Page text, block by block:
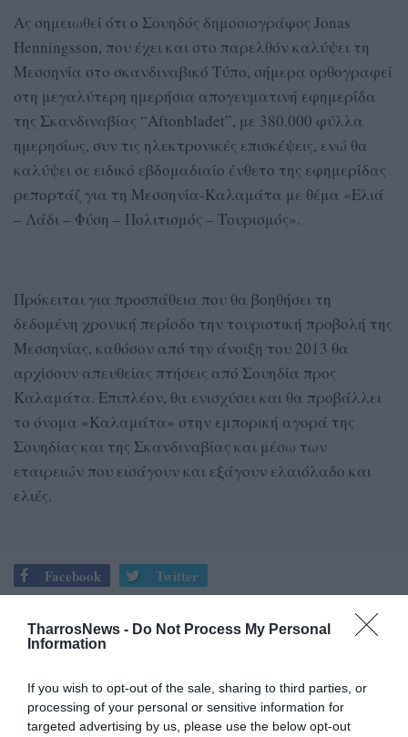
TharrosNews - Do Not Process My Personal
Information
If you wish to opt-out of the sale, sharing to third parties, or
processing of your personal or sensitive information for
targeted advertising by us, please use the below opt-out
Ας σημειωθεί ότι ο Σουηδός δημοσιογράφος Jonas
Henningsson, που έχει και στο παρελθόν καλύψει τη
Μεσσηνία στο σκανδιναβικό Τύπο, σήμερα ορθογραφεί
στη μεγαλύτερη ημερήσια απογευματινή εφημερίδα
της Σκανδιναβίας “Aftonbladet”, με 380.000 φύλλα
ημερησίως, συν τις ηλεκτρονικές επισκέψεις, ενώ θα
καλύψει σε ειδικό εβδομαδιαίο ένθετο της εφημερίδας
ρεπορτάζ για τη Μεσσηνία-Καλαμάτα με θέμα «Ελιά
– Λάδι – Φύση – Πολιτισμός – Τουρισμός».
Πρόκειται για προσπάθεια που θα βοηθήσει τη
δεδομένη χρονική περίοδο την τουριστική προβολή της
Μεσσηνίας, καθόσον από την άνοιξη του 2013 θα
αρχίσουν απευθείας πτήσεις από Σουηδία προς
Καλαμάτα. Επιπλέον, θα ενισχύσει και θα προβάλλει
το όνομα «Καλαμάτα» στην εμπορική αγορά της
Σουηδίας και της Σκανδιναβίας και μέσω των
εταιρειών που εισάγουν και εξάγουν ελαιόλαδο και
ελιές.
Facebook Twitter